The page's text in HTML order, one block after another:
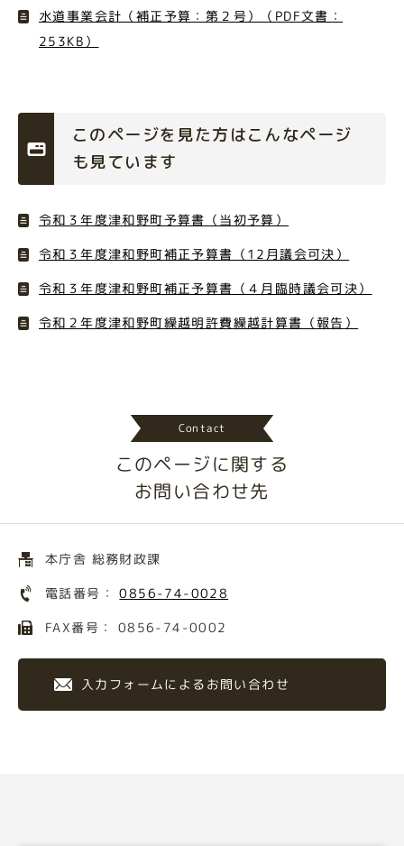
水道事業会計（補正予算：第２号）（PDF文書：
253KB）
このページを見た方はこんなページ
も見ています
令和３年度津和野町予算書（当初予算）
令和３年度津和野町補正予算書（12月議会可決）
令和３年度津和野町補正予算書（４月臨時議会可決）
令和２年度津和野町繰越明許費繰越計算書（報告）
Contact
このページに関する
お問い合わせ先
本庁舎 総務財政課
電話番号：0856-74-0028
FAX番号： 0856-74-0002
入力フォームによるお問い合わせ